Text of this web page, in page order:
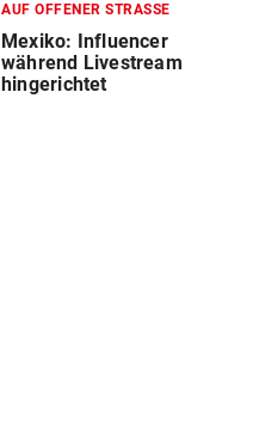
AUF OFFENER STRASSE
Mexiko: Influencer
während Livestream
hingerichtet